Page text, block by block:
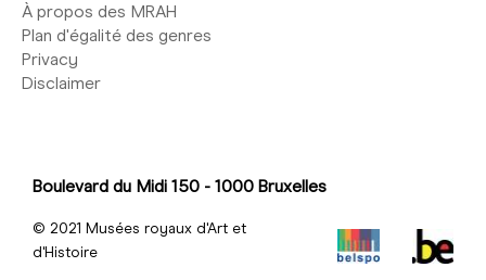
À propos des MRAH
Plan d'égalité des genres
Privacy
Disclaimer
Boulevard du Midi 150 - 1000 Bruxelles
© 2021 Musées royaux d'Art et
d'Histoire